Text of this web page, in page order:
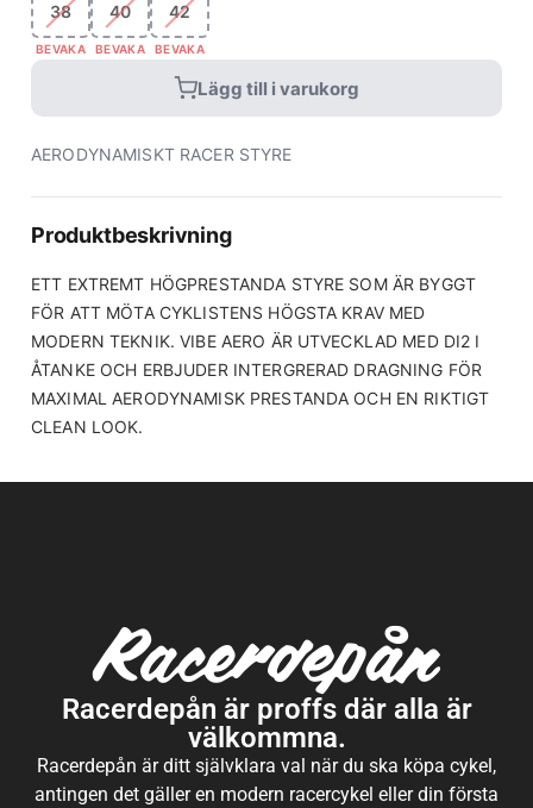
38
BEVAKA
40
BEVAKA
42
BEVAKA
Lägg till i varukorg
AERODYNAMISKT RACER STYRE
Produktbeskrivning
ETT EXTREMT HÖGPRESTANDA STYRE SOM ÄR BYGGT
FÖR ATT MÖTA CYKLISTENS HÖGSTA KRAV MED
MODERN TEKNIK. VIBE AERO ÄR UTVECKLAD MED DI2 I
ÅTANKE OCH ERBJUDER INTERGRERAD DRAGNING FÖR
MAXIMAL AERODYNAMISK PRESTANDA OCH EN RIKTIGT
CLEAN LOOK.
Racerdepån är proffs där alla är
välkommna.
Racerdepån är ditt självklara val när du ska köpa cykel,
antingen det gäller en modern racercykel eller din första